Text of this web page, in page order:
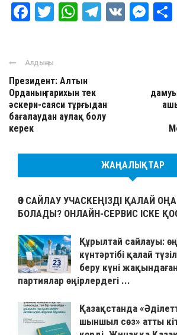
Facebook
Twitter
WhatsApp
Telegram
VK
Алдыңғы
Президент: Алтын
Орданың тарихын тек
әскери-саяси тұрғыдан
бағалаудан аулақ болу
керек
ЖАҢАЛЫҚТАР
ӨЗ САЙЛАУ УЧАСКЕҢІЗДІ ҚАЛАЙ
БОЛАДЫ? ОНЛАЙН-СЕРВИС ІСКЕ
Құрылтай сайлауы:
күнтәртібі қалай
беру күні
партиялар өңірлердегі ...
Қазақстанда
шыншыл сөз» атты